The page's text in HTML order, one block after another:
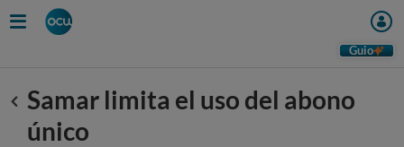
Guio
Anterior
Samar limita el uso del abono
único